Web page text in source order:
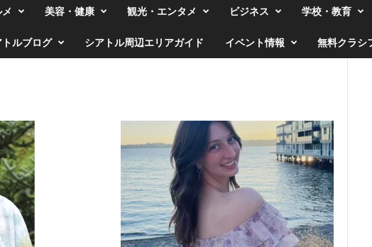
美容・健康 観光・エンタメ ビジネス 学校・教育
トルブログ シアトル周辺エリアガイド イベント情報 無料クラシ